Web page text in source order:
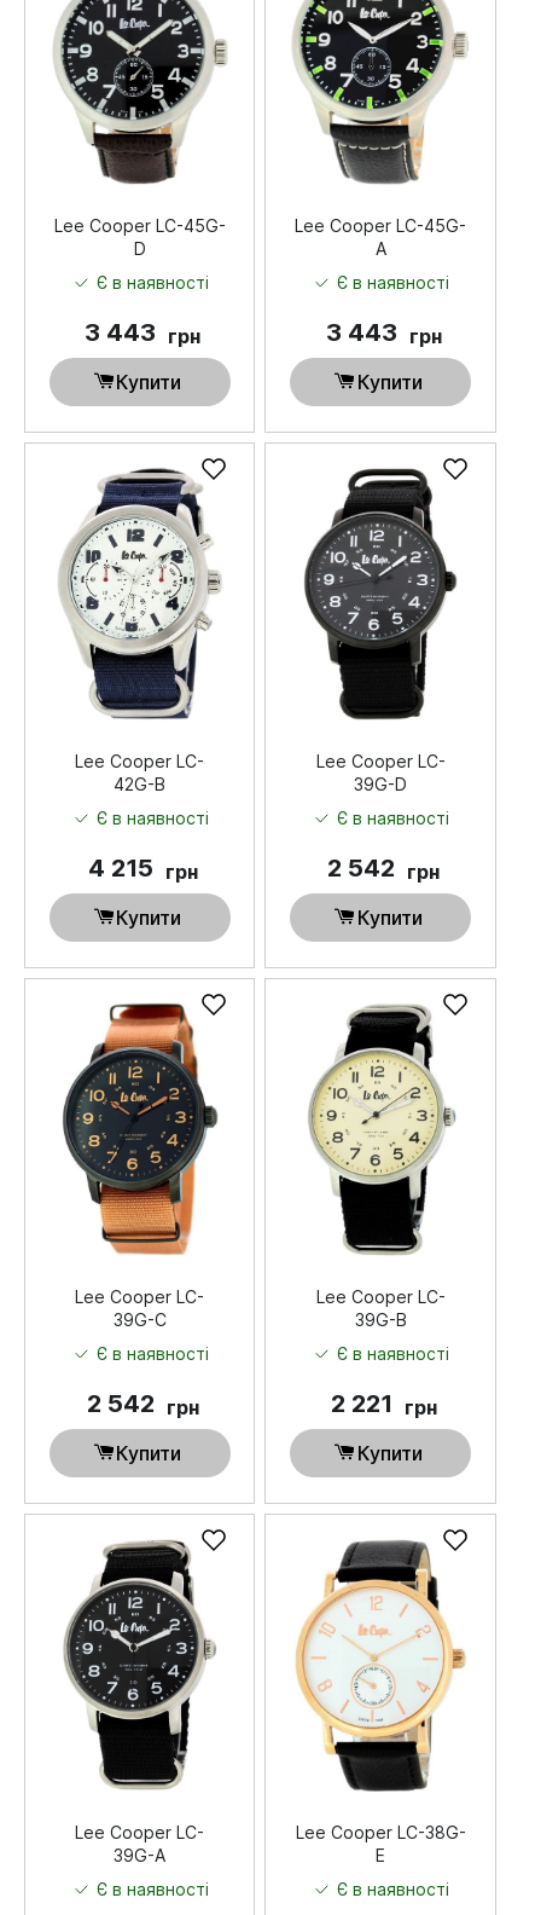
Lee Cooper LC-45G-
D
Є в наявності
3 443 грн
Купити
Lee Cooper LC-45G-
A
Є в наявності
3 443 грн
Купити
Lee Cooper LC-
42G-B
Є в наявності
4 215 грн
Купити
Lee Cooper LC-
39G-D
Є в наявності
2 542 грн
Купити
Lee Cooper LC-
39G-C
Є в наявності
2 542 грн
Купити
Lee Cooper LC-
39G-B
Є в наявності
2 221
грн
Купити
Lee Cooper LC-
39G-A
Є в наявності
Lee Cooper LC-38G-
E
Є в наявності